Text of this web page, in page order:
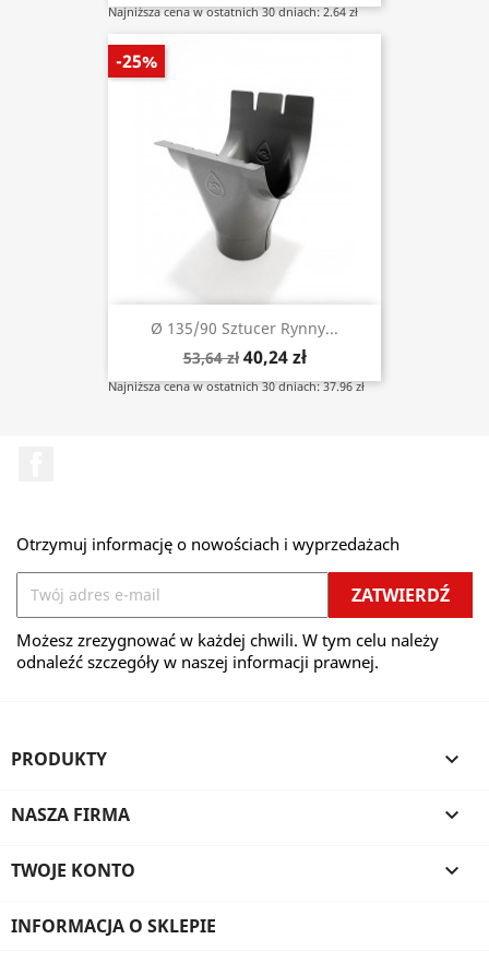
Najniższa cena w ostatnich 30 dniach: 2.64 zł
Ø 135/90 Sztucer Rynny...
53,64 zł 40,24 zł
Najniższa cena w ostatnich 30 dniach: 37.96 zł
-25%
Otrzymuj informację o nowościach i wyprzedażach
Możesz zrezygnować w każdej chwili. W tym celu należy
odnaleźć szczegóły w naszej informacji prawnej.
PRODUKTY 
NASZA FIRMA 
TWOJE KONTO 
INFORMACJA O SKLEPIE